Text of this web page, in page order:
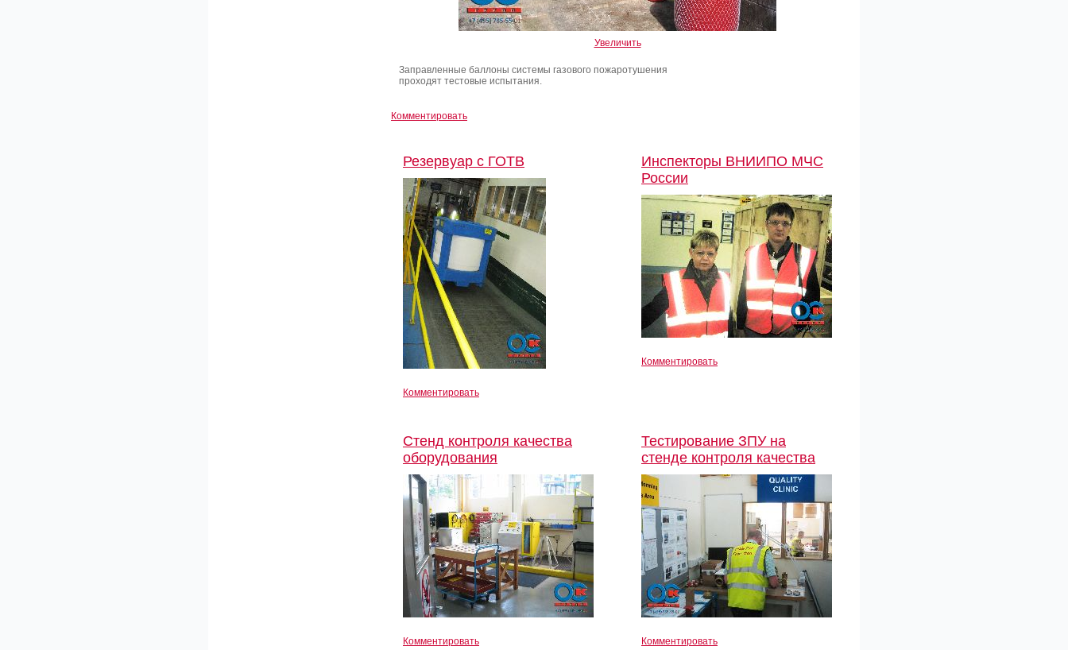
Увеличить
Заправленные баллоны системы газового пожаротушения
проходят тестовые испытания.
Комментировать
Резервуар с ГОТВ
Комментировать
Инспекторы ВНИИПО МЧС
России
Комментировать
Стенд контроля качества
оборудования
Комментировать
Тестирование ЗПУ на
стенде контроля качества
Комментировать